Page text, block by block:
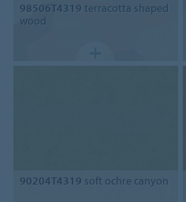
98506T4319 terracotta shaped
wood
90204T4319 soft ochre canyon